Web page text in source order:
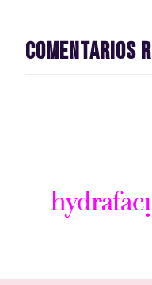
Comentarios